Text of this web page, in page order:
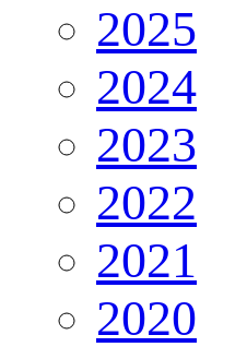
2025
2024
2023
2022
2021
2020